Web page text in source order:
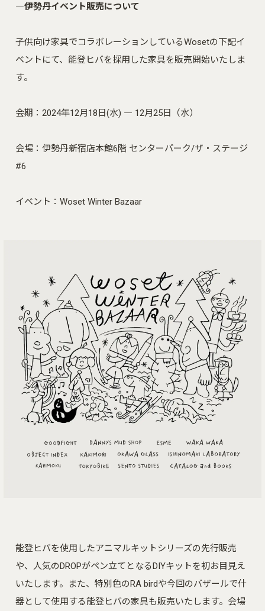
―伊勢丹イベント販売について
子供向け家具でコラボレーションしているWosetの下記イ
ベントにて、能登ヒバを採用した家具を販売開始いたしま
す。
会期：2024年12月18日(水) ― 12月25日（水）
会場：伊勢丹新宿店本館6階 センターパーク/ザ・ステージ
#6
イベント：Woset Winter Bazaar
能登ヒバを使用したアニマルキットシリーズの先行販売
や、人気のDROPがペン立てとなるDIYキットを初お目見え
いたします。また、特別色のRA birdや今回のバザールで什
器として使用する能登ヒバの家具も販売いたします。会場